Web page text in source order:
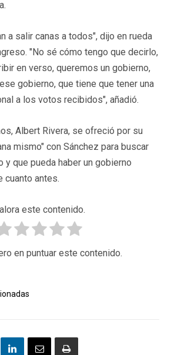
a salir canas a todos", dijo en rueda
"No sé cómo tengo que decirlo,
en verso, queremos un gobierno,
gobierno, que tiene que tener una
a los votos recibidos", añadió.
Albert Rivera, se ofreció por su
mismo" con Sánchez para buscar
y que pueda haber un gobierno
cuanto antes.
este contenido.
en puntuar este contenido.